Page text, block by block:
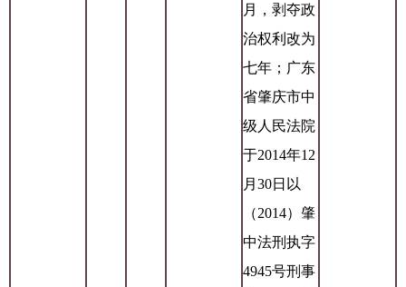
月，剥夺政
治权利改为
七年；广东
省肇庆市中
级人民法院
于2014年12
月30日以
（2014）肇
中法刑执字
4945号刑事